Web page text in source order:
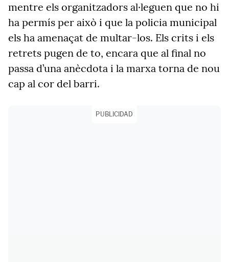
mentre els organitzadors al·leguen que no hi
ha permís per això i que la policia municipal
els ha amenaçat de multar-los. Els crits i els
retrets pugen de to, encara que al final no
passa d’una anècdota i la marxa torna de nou
cap al cor del barri.
PUBLICIDAD